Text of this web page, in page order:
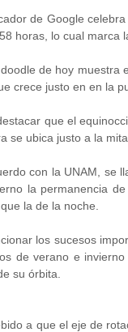
de Google
horas, lo cual marca
de hoy muestra
crece justo en en la
que el
se ubica justo a la
con la UNAM, se
la permanencia
la de la noche.
los sucesos
de verano e
su órbita.
a que el eje de